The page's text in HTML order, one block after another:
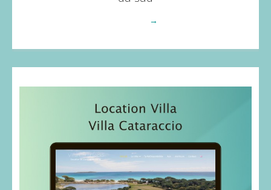
→